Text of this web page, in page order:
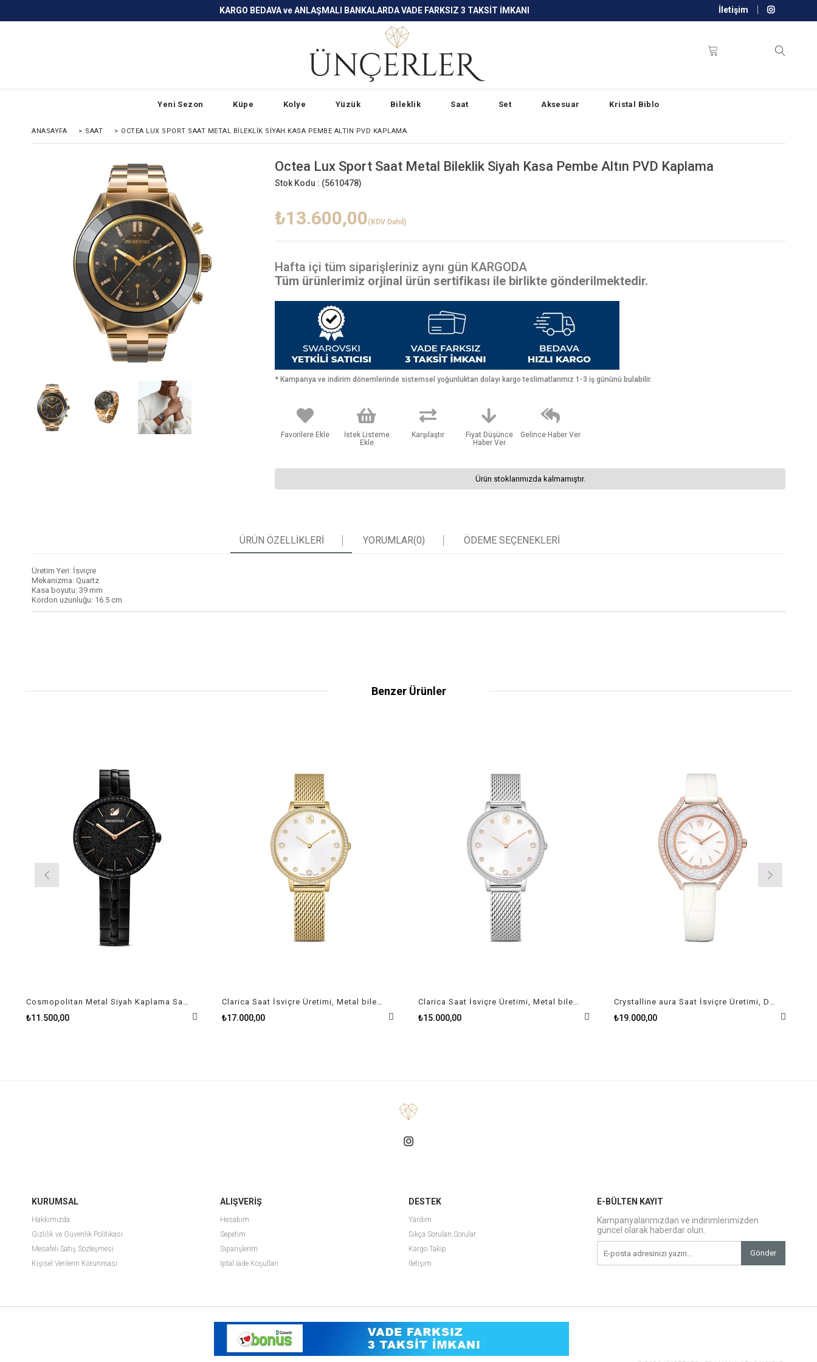
KARGO BEDAVA ve ANLAŞMALI BANKALARDA VADE FARKSIZ 3 TAKSİT İMKANI İletişim
Yeni Sezon Küpe Kolye Yüzük Bileklik Saat Set Aksesuar Kristal Biblo
ANASAYFA > SAAT > OCTEA LUX SPORT SAAT METAL BILEKLIK SIYAH KASA PEMBE ALTIN PVD KAPLAMA
Octea Lux Sport Saat Metal Bileklik Siyah Kasa Pembe Altın PVD Kaplama
Stok Kodu : (5610478)
₺13.600,00 (KDV Dahil)
Hafta içi tüm siparişleriniz aynı gün KARGODA
Tüm ürünlerimiz orjinal ürün sertifikası ile birlikte gönderilmektedir.
* Kampanya ve indirim dönemlerinde sistemsel yoğunluktan dolayı kargo teslimatlarımız 1-3 iş gününü bulabilir.
Favorilere Ekle
İstek Listeme
Ekle
Karşılaştır
Fiyat Düşünce
Haber Ver
Gelince Haber Ver
Ürün stoklarımızda kalmamıştır.
ÜRÜN ÖZELLIKLERI YORUMLAR(0) ÖDEME SEÇENEKLERI
Üretim Yeri: İsviçre
Mekanizma: Quartz
Kasa boyutu: 39 mm
Kordon uzunluğu: 16.5 cm
Benzer Ürünler
Cosmopolitan Metal Siyah Kaplama Saat
₺11.500,00
Clarica Saat İsviçre Üretimi, Metal bileklik, Altın Rengi, Altın rengi yüzey
₺17.000,00
Clarica Saat İsviçre Üretimi, Metal bileklik, Gümüş Rengi, Paslanmaz çelik
₺15.000,00
Crystalline aura Saat İsviçre Üretimi, Deri kayış, Beyaz, Pembe altın rengi yüzey
₺19.000,00
KURUMSAL
Hakkımızda
Gizlilik ve Güvenlik Politikası
Mesafeli Satış Sözleşmesi
Kişisel Verilerin Korunması
ALIŞVERİŞ
Hesabım
Sepetim
Siparişlerim
İptal İade Koşulları
DESTEK
Yardım
Sıkça Sorulan Sorular
Kargo Takip
İletişim
E-BÜLTEN KAYIT
Kampanyalarımızdan ve indirimlerimizden
güncel olarak haberdar olun.
Gönder